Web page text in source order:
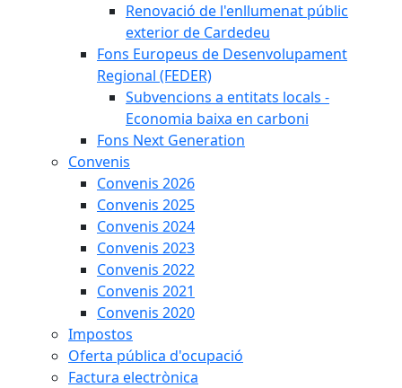
Renovació de l'enllumenat públic
exterior de Cardedeu
Fons Europeus de Desenvolupament
Regional (FEDER)
Subvencions a entitats locals -
Economia baixa en carboni
Fons Next Generation
Convenis
Convenis 2026
Convenis 2025
Convenis 2024
Convenis 2023
Convenis 2022
Convenis 2021
Convenis 2020
Impostos
Oferta pública d'ocupació
Factura electrònica